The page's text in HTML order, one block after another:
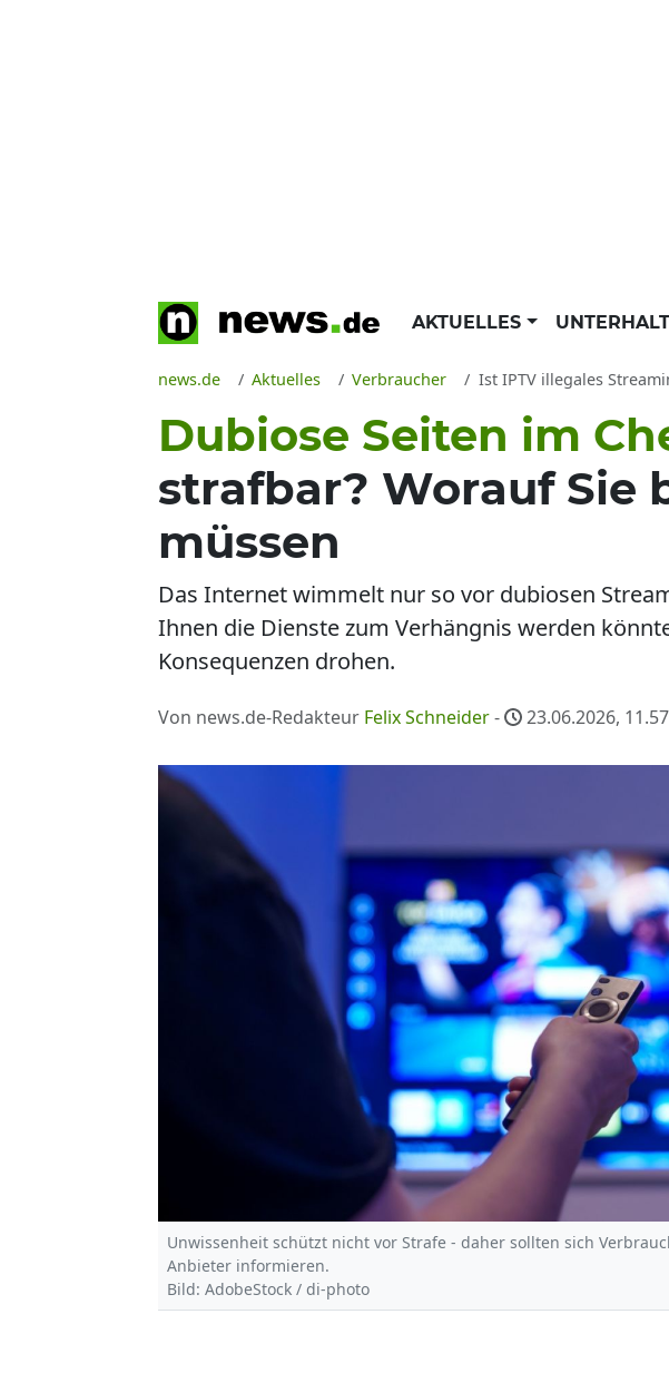
AKTUELLES
news.de Aktuelles Verbraucher Ist IPTV illegales
Dubiose Seiten im
strafbar? Worauf Sie
müssen
Das Internet wimmelt nur so vor dubiosen
Ihnen die Dienste zum Verhängnis werden
Konsequenzen drohen.
Von news.de-Redakteur Felix Schneider- 23.06.2026, 11.57
Unwissenheit schützt nicht vor Strafe - daher sollten sich
Anbieter informieren.
Bild: AdobeStock / di-photo